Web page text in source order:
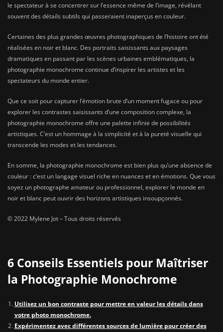
le spectateur à se concentrer sur l’essence même de l’image, révélant
souvent des détails subtils qui passeraient inaperçus en couleur.
Certaines des plus grandes œuvres photographiques de l’histoire ont été
réalisées en noir et blanc. Des portraits saisissants aux paysages
dramatiques en passant par les scènes urbaines emblématiques, la
photographie monochrome continue d’inspirer les artistes et les
spectateurs du monde entier.
Que ce soit pour capturer l’émotion brute d’un moment fugace ou pour
explorer les contrastes saisissants d’une composition complexe, la
photographie monochrome offre une palette infinie de possibilités
artistiques. C’est un hommage à la simplicité et à la pureté visuelle qui
transcende les modes et les tendances.
En somme, la photographie monochrome est bien plus qu’une absence de
couleur : c’est un langage visuel riche en nuances et en émotions. Que vous
soyez un photographe amateur ou professionnel, explorer le monde en
noir et blanc peut ouvrir des horizons artistiques insoupçonnés.
© 2022 Mylene Jot – Tous droits réservés
6 Conseils Essentiels pour Maîtriser
la Photographie Monochrome
Utilisez un bon contraste pour mettre en valeur les détails dans
votre photo monochrome.
Expérimentez avec différentes sources de lumière pour créer des